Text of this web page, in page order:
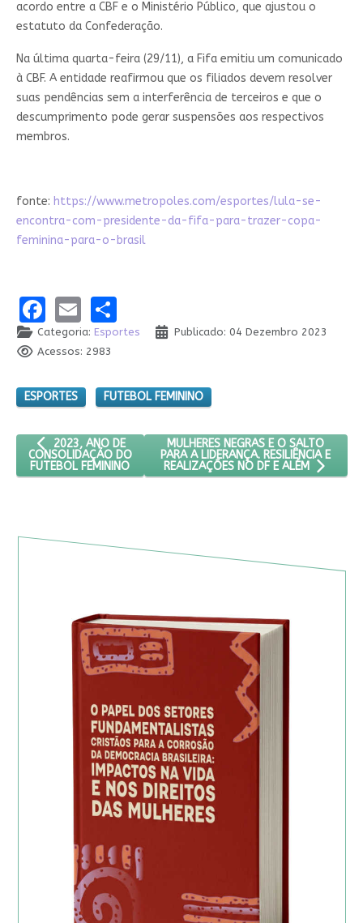
acordo entre a CBF e o Ministério Público, que ajustou o
estatuto da Confederação.
Na última quarta-feira (29/11), a Fifa emitiu um comunicado
à CBF. A entidade reafirmou que os filiados devem resolver
suas pendências sem a interferência de terceiros e que o
descumprimento pode gerar suspensões aos respectivos
membros.
fonte: https://www.metropoles.com/esportes/lula-se-
encontra-com-presidente-da-fifa-para-trazer-copa-
feminina-para-o-brasil
Facebook
EmailShare
Categoria: Esportes
Publicado: 04 Dezembro 2023
Acessos: 2983
ESPORTES FUTEBOL FEMININO
ARTIGO ANTERIOR: 2023, ANO DE CONSOLIDAÇÃO DO
2023, ANO DE
CONSOLIDAÇÃO DO
FUTEBOL FEMININO
PRÓXIMO ARTIGO: MULHERES
MULHERES NEGRAS E O SALTO
PARA A LIDERANÇA. RESILIÊNCIA E
REALIZAÇÕES NO DF E ALÉM